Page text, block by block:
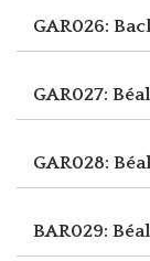
GAR026:
GAR027:
GAR028:
BAR029: